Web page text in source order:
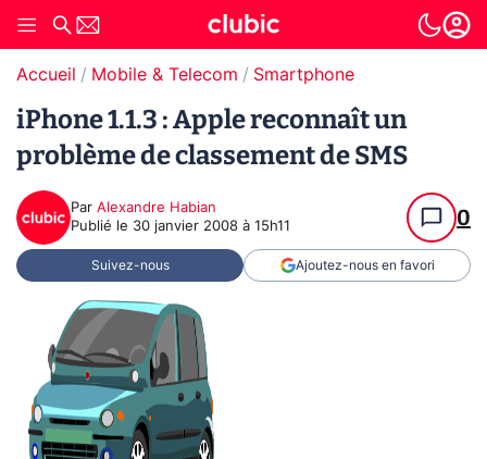
Accueil Mobile & Telecom Smartphone
iPhone 1.1.3 : Apple reconnaît un
problème de classement de SMS
Par Alexandre Habian
Publié le 30 janvier 2008 à 15h11 0
Suivez-nous Ajoutez-nous en favori